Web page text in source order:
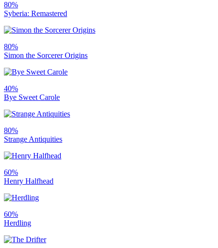
80%
Syberia: Remastered
80%
Simon the Sorcerer Origins
40%
Bye Sweet Carole
80%
Strange Antiquities
60%
Henry Halfhead
60%
Herdling